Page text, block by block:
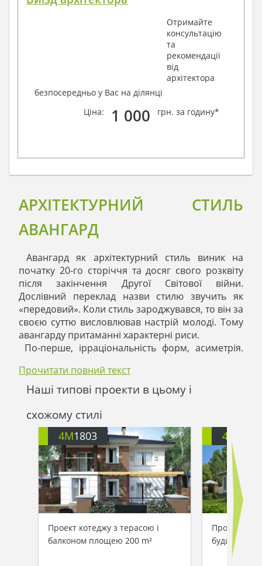
Отримайте
консультацію
та
рекомендації
від
архітектора
безпосередньо у Вас на ділянці
Ціна:
1 000 грн. за годину*
АРХІТЕКТУРНИЙ СТИЛЬ
АВАНГАРД
Авангард як архітектурний стиль виник на
початку 20-го сторіччя та досяг свого розквіту
після закінчення Другої Світової війни.
Дослівний переклад назви стилю звучить як
«передовий». Коли стиль зароджувався, то він за
своєю суттю висловлював настрій молоді. Тому
авангарду притаманні характерні риси.
По-перше, ірраціональність форм, асиметрія.
сюрреалістичні та нелогічні форми. Форма
будівлі може бути виражена у вигляді
незвичайної конструкції, до якої складно дібрати
назву.
По-друге, стиль використовує яскраві кольори.
Він грає з кольором завдяки контрасту:
поєднується те, що на перший погляд поєднати
неможливо. Кольори добираються прості:
жовтий, червоний, зелений, білий та чорний.
Авангард заперечує логіку та задовольняє
експресію, він відступає від традиційних
архітектурних прийомів. Дома у цьому стилі
виглядають динамічно, оригінально та сучасно.
Авангард використовує різні матеріали: скло,
метал, пластик, дерево. Стиль-енергія, стиль-
Прочитати повний текст
Наші типові проекти в цьому і
схожому стилі
4M1803
Проект котеджу з терасою і
балконом площею 200 m²
4M
Проект
будинку 300